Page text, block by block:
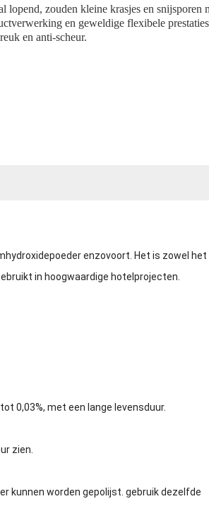
lopend, zouden kleine krasjes en snijsporen
en geweldige flexibele
en anti-scheur.
enzovoort. Het is zowel het
in hoogwaardige hotelprojecten.
0,03%, met een lange levensduur.
zien.
kunnen worden gepolijst. gebruik dezelfde